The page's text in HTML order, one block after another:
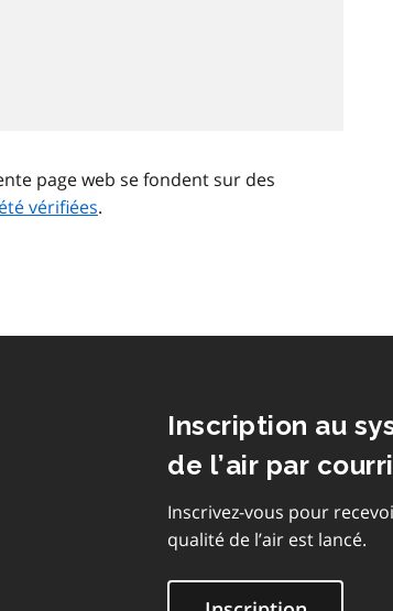
page web se fondent sur des
vérifiées.
Inscription au
de l’air par
Inscrivez-vous pour
qualité de l’air est lancé.